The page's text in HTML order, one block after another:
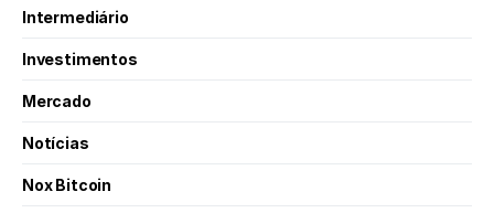
Intermediário
Investimentos
Mercado
Notícias
Nox Bitcoin